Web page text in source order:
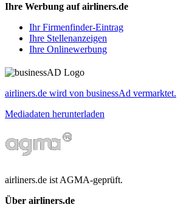
Ihre Werbung auf airliners.de
Ihr Firmenfinder-Eintrag
Ihre Stellenanzeigen
Ihre Onlinewerbung
airliners.de wird von businessAd vermarktet.
Mediadaten herunterladen
airliners.de ist AGMA-geprüft.
Über airliners.de